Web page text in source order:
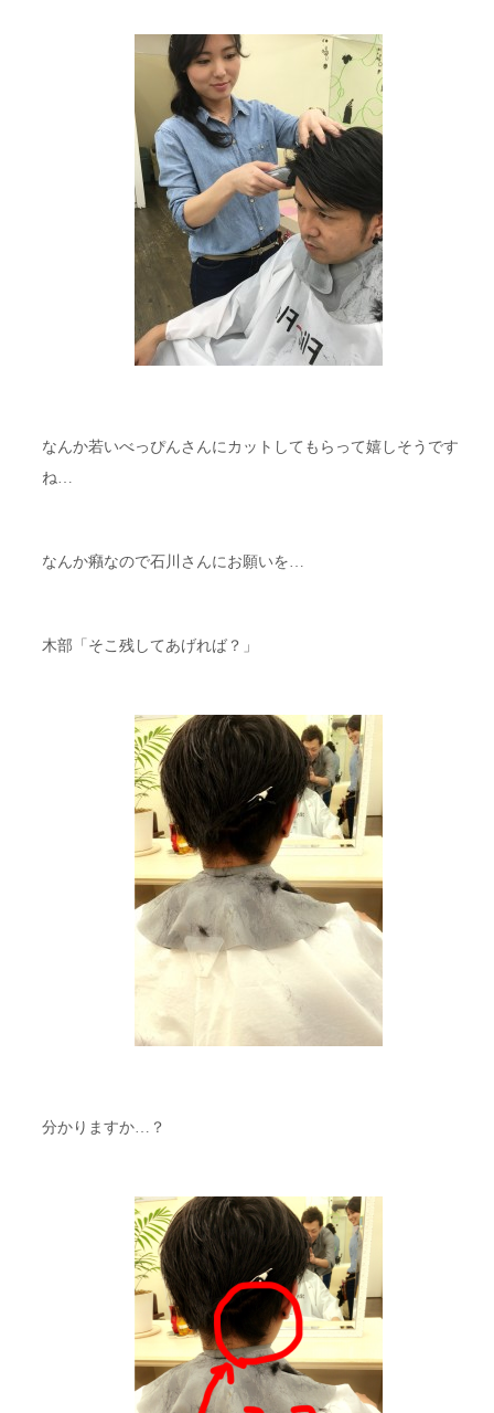
なんか若いべっぴんさんにカットしてもらって嬉しそうです
ね…
なんか癪なので石川さんにお願いを…
木部「そこ残してあげれば？」
分かりますか…？